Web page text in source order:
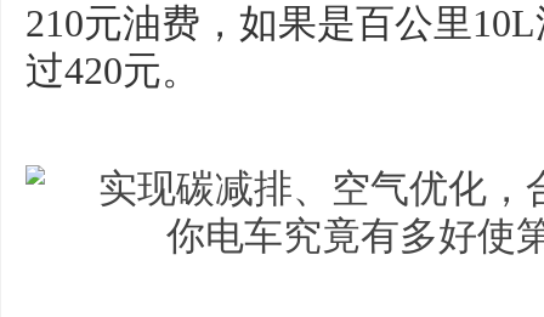
210元油费，如果是百公里
过420元。